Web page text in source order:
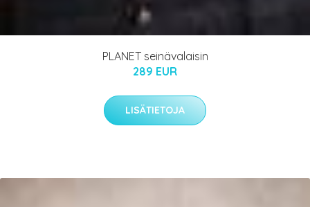
PLANET seinävalaisin
289 EUR
LISÄTIETOJA